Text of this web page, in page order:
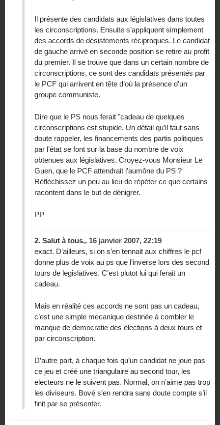
Il présente des candidats aux législatives dans toutes
les circonscriptions. Ensuite s’appliquent simplement
des accords de désistements réciproques. Le candidat
de gauche arrivé en seconde position se retire au profit
du premier. Il se trouve que dans un certain nombre de
circonscriptions, ce sont des candidats présentés par
le PCF qui arrivent en tête d’où la présence d’un
groupe communiste.
Dire que le PS nous ferait "cadeau de quelques
circonscriptions est stupide. Un détail qu’il faut sans
doute rappeler, les financements des partis politiques
par l’état se font sur la base du nombre de voix
obtenues aux législatives. Croyez-vous Monsieur Le
Guen, que le PCF attendrait l’aumône du PS ?
Réfléchissez un peu au lieu de répéter ce que certains
racontent dans le but de dénigrer.
PP
2. Salut à tous,, 16 janvier 2007, 22:19
exact. D’ailleurs, si on s’en tennait aux chiffres le pcf
donne plus de voix au ps que l’inverse lors des second
tours de legislatives. C’est plutot lui qui ferait un
cadeau.
Mais en réalité ces accords ne sont pas un cadeau,
c’est une simple mecanique destinée à combler le
manque de democratie des elections à deux tours et
par circonscription.
D’autre part, à chaque fois qu’un candidat ne joue pas
ce jeu et créé une triangulaire au second tour, les
electeurs ne le suivent pas. Normal, on n’aime pas trop
les diviseurs. Bové s’en rendra sans doute compte s’il
finit par se présenter.